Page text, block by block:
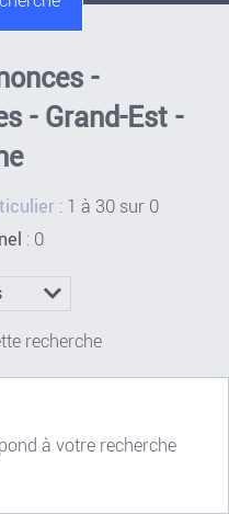
-
- Grand-Est -
: 1 à 30 sur 0
: 0
recherche
à votre recherche